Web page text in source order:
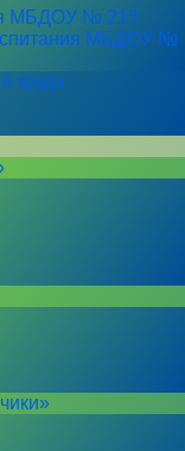
МБДОУ № 215
МБДОУ №
труда